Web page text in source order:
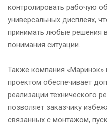
контролировать рабочую
универсальных дисплеях,
принимать любые решения
понимания ситуации.
Также компания
проектом обеспечивает
реализации технического
позволяет заказчику
связанных с монтажом,